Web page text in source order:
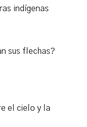
indígenas
sus flechas?
el cielo y la